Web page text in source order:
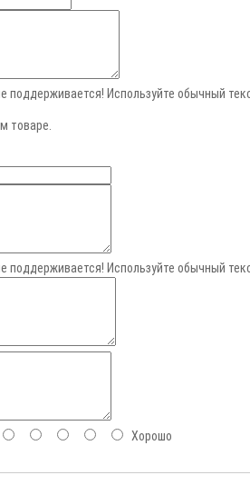
поддерживается! Используйте обычный
товаре.
поддерживается! Используйте обычный
Хорошо